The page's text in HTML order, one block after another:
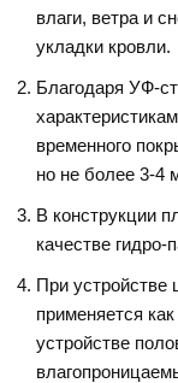
влаги, ветра и
укладки кровли.
Благодаря УФ-
временного
но не более 3-4
В конструкции
качестве гидро-
При устройстве
применяется
устройстве